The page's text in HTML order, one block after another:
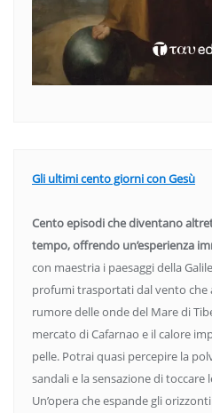
Gli ultimi cento giorni con Gesù
Cento episodi che diventano
tempo, offrendo un’esperienza
con maestria i paesaggi della
profumi trasportati dal vento che
rumore delle onde del Mare di
mercato di Cafarnao e il calore
pelle. Potrai quasi percepire la
sandali e la sensazione di toccare
Un’opera che espande gli